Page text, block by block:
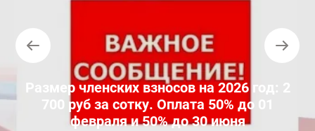
Размер членских взносов на 2026 год: 2
700 руб за сотку. Оплата 50% до 01
февраля и 50% до 30 июня